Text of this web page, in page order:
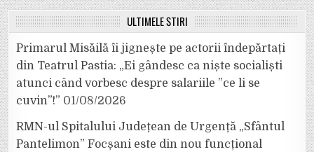
ULTIMELE ȘTIRI
Primarul Misăilă îi jignește pe actorii îndepărtați
din Teatrul Pastia: „Ei gândesc ca niște socialiști
atunci când vorbesc despre salariile ”ce li se
cuvin”!” 01/08/2026
RMN-ul Spitalului Județean de Urgență „Sfântul
Pantelimon” Focșani este din nou funcțional